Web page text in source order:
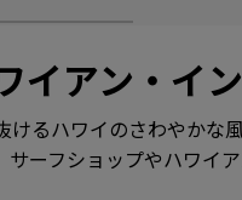
イアン・イ
けるハワイのさわやかな
サーフショップやハワイ